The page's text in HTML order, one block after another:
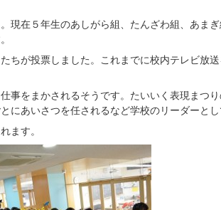
現在５年生のあしがら組、たんざわ組、あま
ちが投票しました。これまでに校内テレビ放
事をまかされるそうです。たいいく表現まつ
あいさつを任されるなど学校のリーダーとし
ます。